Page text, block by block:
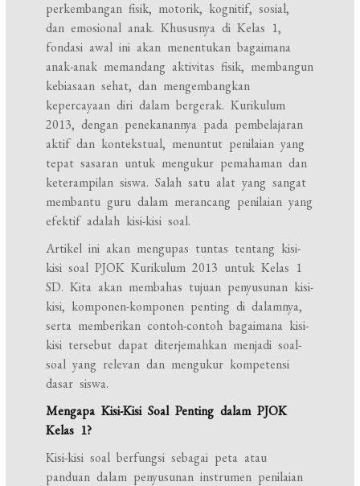
perkembangan fisik, motorik, kognitif, sosial,
dan emosional anak. Khususnya di Kelas 1,
fondasi awal ini akan menentukan bagaimana
anak-anak memandang aktivitas fisik, membangun
kebiasaan sehat, dan mengembangkan
kepercayaan diri dalam bergerak. Kurikulum
2013, dengan penekanannya pada pembelajaran
aktif dan kontekstual, menuntut penilaian yang
tepat sasaran untuk mengukur pemahaman dan
keterampilan siswa. Salah satu alat yang sangat
membantu guru dalam merancang penilaian yang
efektif adalah kisi-kisi soal.
Artikel ini akan mengupas tuntas tentang kisi-
kisi soal PJOK Kurikulum 2013 untuk Kelas 1
SD. Kita akan membahas tujuan penyusunan kisi-
kisi, komponen-komponen penting di dalamnya,
serta memberikan contoh-contoh bagaimana kisi-
kisi tersebut dapat diterjemahkan menjadi soal-
soal yang relevan dan mengukur kompetensi
dasar siswa.
Mengapa Kisi-Kisi Soal Penting dalam PJOK
Kelas 1?
Kisi-kisi soal berfungsi sebagai peta atau
panduan dalam penyusunan instrumen penilaian